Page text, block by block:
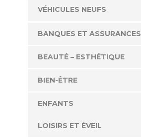
VÉHICULES NEUFS
BANQUES ET ASSURANCES
BEAUTÉ – ESTHÉTIQUE
BIEN-ÊTRE
ENFANTS
LOISIRS ET ÉVEIL